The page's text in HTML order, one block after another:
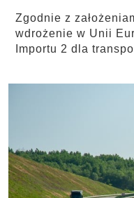
Zgodnie z
wdrożenie w Unii
Importu 2 dla